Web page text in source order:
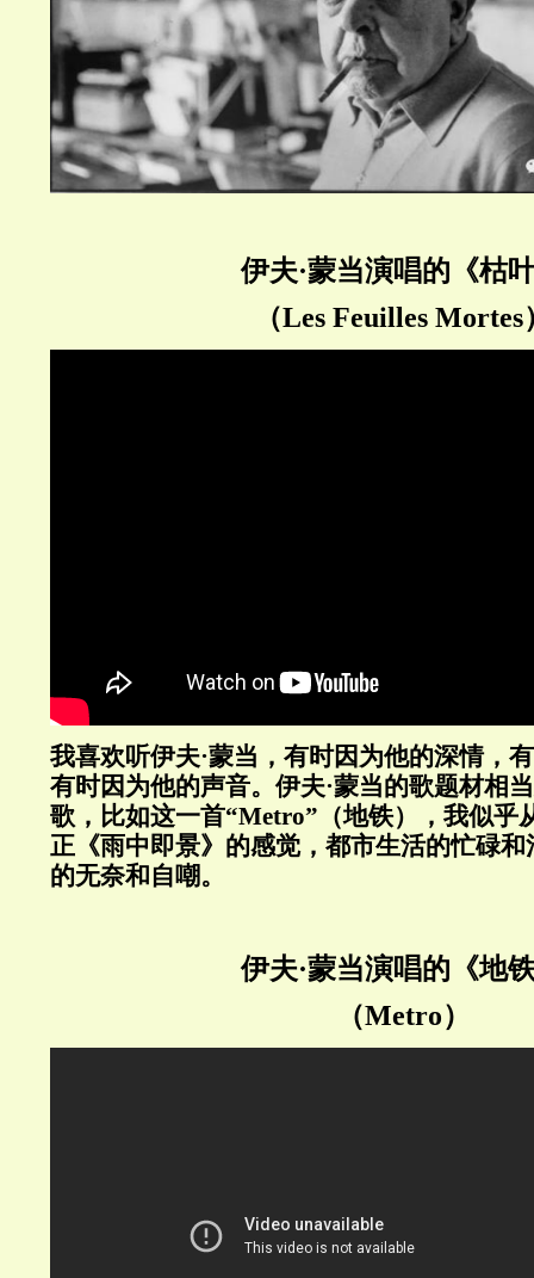
伊夫·蒙当演唱的《枯
（Les Feuilles Mortes
我喜欢听伊夫·蒙当，有时因为他的深情，
有时因为他的声音。伊夫·蒙当的歌题材相
歌，比如这一首“Metro”（地铁），我似乎
正《雨中即景》的感觉，都市生活的忙碌
的无奈和自嘲。
伊夫·蒙当演唱的《地
（Metro）